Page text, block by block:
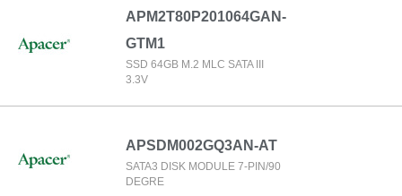
APM2T80P201064GAN-
GTM1
SSD 64GB M.2 MLC SATA III
3.3V
APSDM002GQ3AN-AT
SATA3 DISK MODULE 7-PIN/90
DEGRE